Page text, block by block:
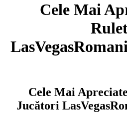
Cele Mai
Cele Mai
Jucători